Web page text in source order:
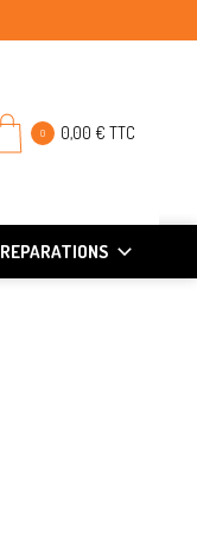
0 0,00 € TTC
REPARATIONS